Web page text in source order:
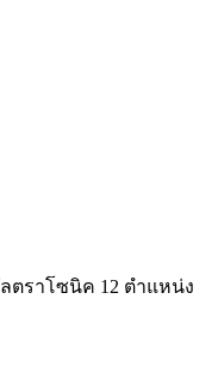
ตราโซนิค 12 ตำแหน่ง